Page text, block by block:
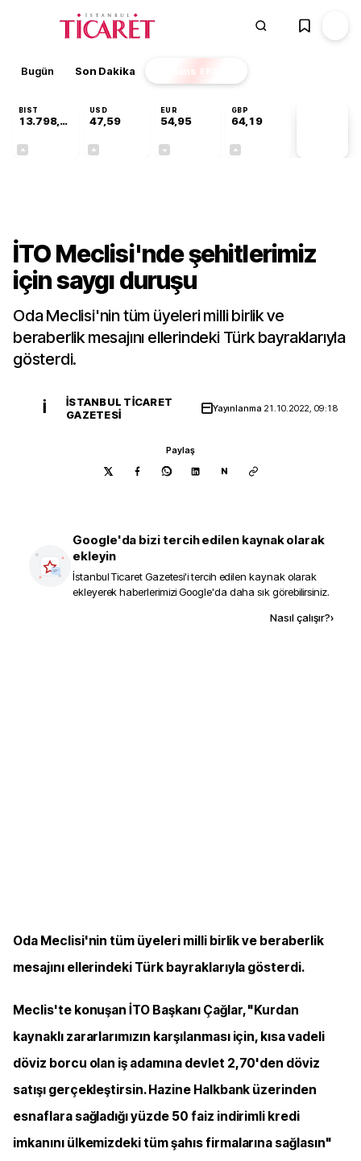
Bugün Son Dakika Finans EKSTRA
BIST
13.798,82
USD
47,59
EUR
54,95
GBP
64,19
İTO Meclisi'nde şehitlerimiz
için saygı duruşu
Oda Meclisi'nin tüm üyeleri milli birlik ve
beraberlik mesajını ellerindeki Türk bayraklarıyla
gösterdi.
İ
İSTANBUL TICARET
GAZETESI
Yayınlanma 21.10.2022, 09:18
Paylaş
N
Google'da bizi tercih edilen kaynak olarak
ekleyin
İstanbul Ticaret Gazetesi'i tercih edilen kaynak olarak
ekleyerek haberlerimizi Google'da daha sık görebilirsiniz.
Nasıl çalışır?›
Oda Meclisi'nin tüm üyeleri milli birlik ve beraberlik
mesajını ellerindeki Türk bayraklarıyla gösterdi.
Meclis'te konuşan İTO Başkanı Çağlar, "Kurdan
kaynaklı zararlarımızın karşılanması için, kısa vadeli
döviz borcu olan iş adamına devlet 2,70'den döviz
satışı gerçekleştirsin. Hazine Halkbank üzerinden
esnaflara sağladığı yüzde 50 faiz indirimli kredi
imkanını ülkemizdeki tüm şahıs firmalarına sağlasın"